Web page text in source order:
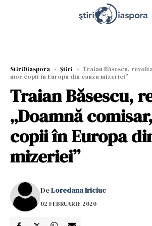
StiriDiaspora › Știri › Traian Băsescu,
mor copii în Europa din cauza mizeriei”
Traian Băsescu,
„Doamnă
copii în Europa
mizeriei”
DeLoredana Iriciuc
02 FEBRUARIE 2020